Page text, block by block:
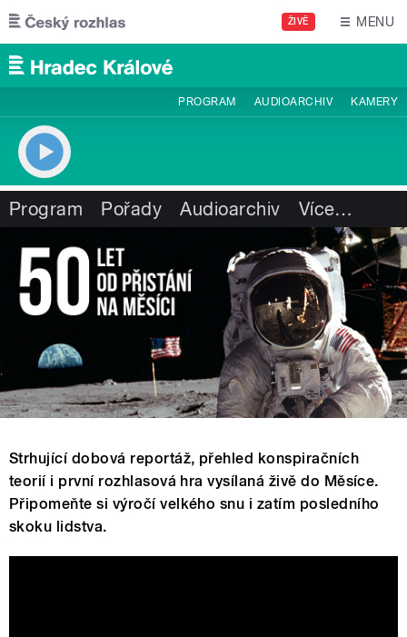
Přejít k hlavnímu obsahu
ŽIVĚ MENU
PROGRAM AUDIOARCHIV KAMERY
Program Pořady Audioarchiv Více…
Strhující dobová reportáž, přehled konspiračních
teorií i první rozhlasová hra vysílaná živě do Měsíce.
Připomeňte si výročí velkého snu i zatím posledního
skoku lidstva.